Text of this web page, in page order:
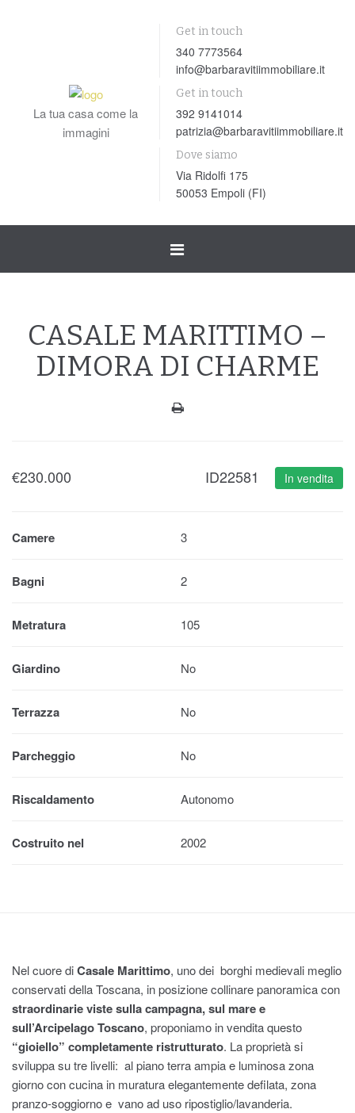
La tua casa come la
immagini
Get in touch
340 7773564
info@barbaravitiimmobiliare.it
Get in touch
392 9141014
patrizia@barbaravitiimmobiliare.it
Dove siamo
Via Ridolfi 175
50053 Empoli (FI)
Toggle
CASALE MARITTIMO –
DIMORA DI CHARME
€230.000 ID22581 In vendita
Camere 3
Bagni 2
Metratura 105
Giardino No
Terrazza No
Parcheggio No
Riscaldamento Autonomo
Costruito nel 2002
Nel cuore diCasale Marittimo, uno dei borghi medievali meglio
conservati della Toscana, in posizione collinare panoramica con
straordinarie viste sulla campagna, sul mare e
sull’Arcipelago Toscano, proponiamo in vendita questo
“gioiello” completamente ristrutturato. La proprietà si
sviluppa su tre livelli: al piano terra ampia e luminosa zona
giorno con cucina in muratura elegantemente defilata, zona
pranzo-soggiorno e vano ad uso ripostiglio/lavanderia.